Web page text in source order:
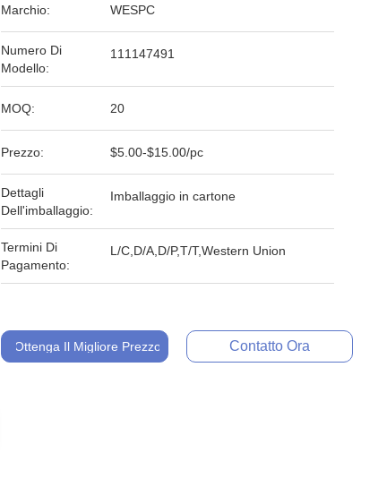
Marchio: WESPC
Numero Di
Modello:
111147491
MOQ: 20
Prezzo: $5.00-$15.00/pc
Dettagli
Dell'imballaggio:
Imballaggio in cartone
Termini Di
Pagamento:
L/C,D/A,D/P,T/T,Western Union
Ottenga Il Migliore Prezzo Contatto Ora